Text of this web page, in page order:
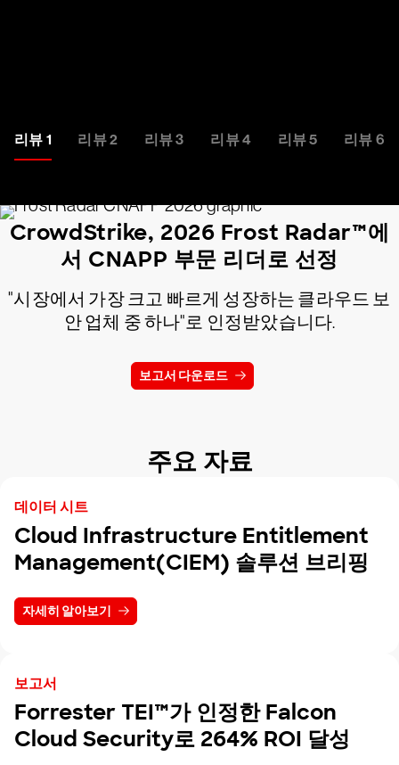
리뷰 1 리뷰 2 리뷰 3 리뷰 4 리뷰 5 리뷰 6
CrowdStrike, 2026 Frost Radar™에
서 CNAPP 부문 리더로 선정
"시장에서 가장 크고 빠르게 성장하는 클라우드 보
안 업체 중 하나"로 인정받았습니다.
보고서 다운로드
주요 자료
데이터 시트
Cloud Infrastructure Entitlement
Management(CIEM) 솔루션 브리핑
자세히 알아보기
보고서
Forrester TEI™가 인정한 Falcon
Cloud Security로 264% ROI 달성